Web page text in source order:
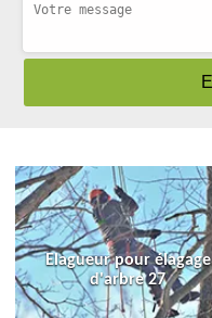
Elagueur pour élagage
d'arbre 27